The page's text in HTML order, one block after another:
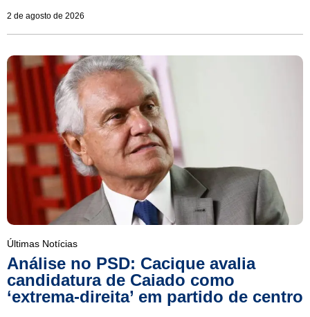
2 de agosto de 2026
Últimas Notícias
Análise no PSD: Cacique avalia
candidatura de Caiado como
‘extrema-direita’ em partido de centro